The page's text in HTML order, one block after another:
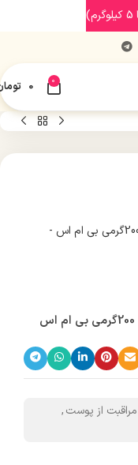
0
0
مراقبت از پوست,